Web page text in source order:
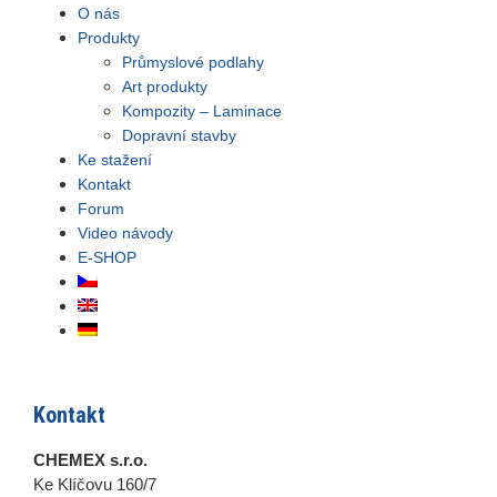
O nás
Produkty
Průmyslové podlahy
Art produkty
Kompozity – Laminace
Dopravní stavby
Ke stažení
Kontakt
Forum
Video návody
E-SHOP
Kontakt
CHEMEX s.r.o.
Ke Klíčovu 160/7